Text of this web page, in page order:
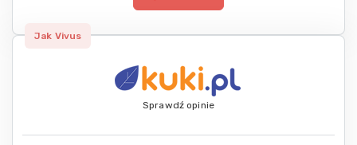
Jak Vivus
Sprawdź opinie